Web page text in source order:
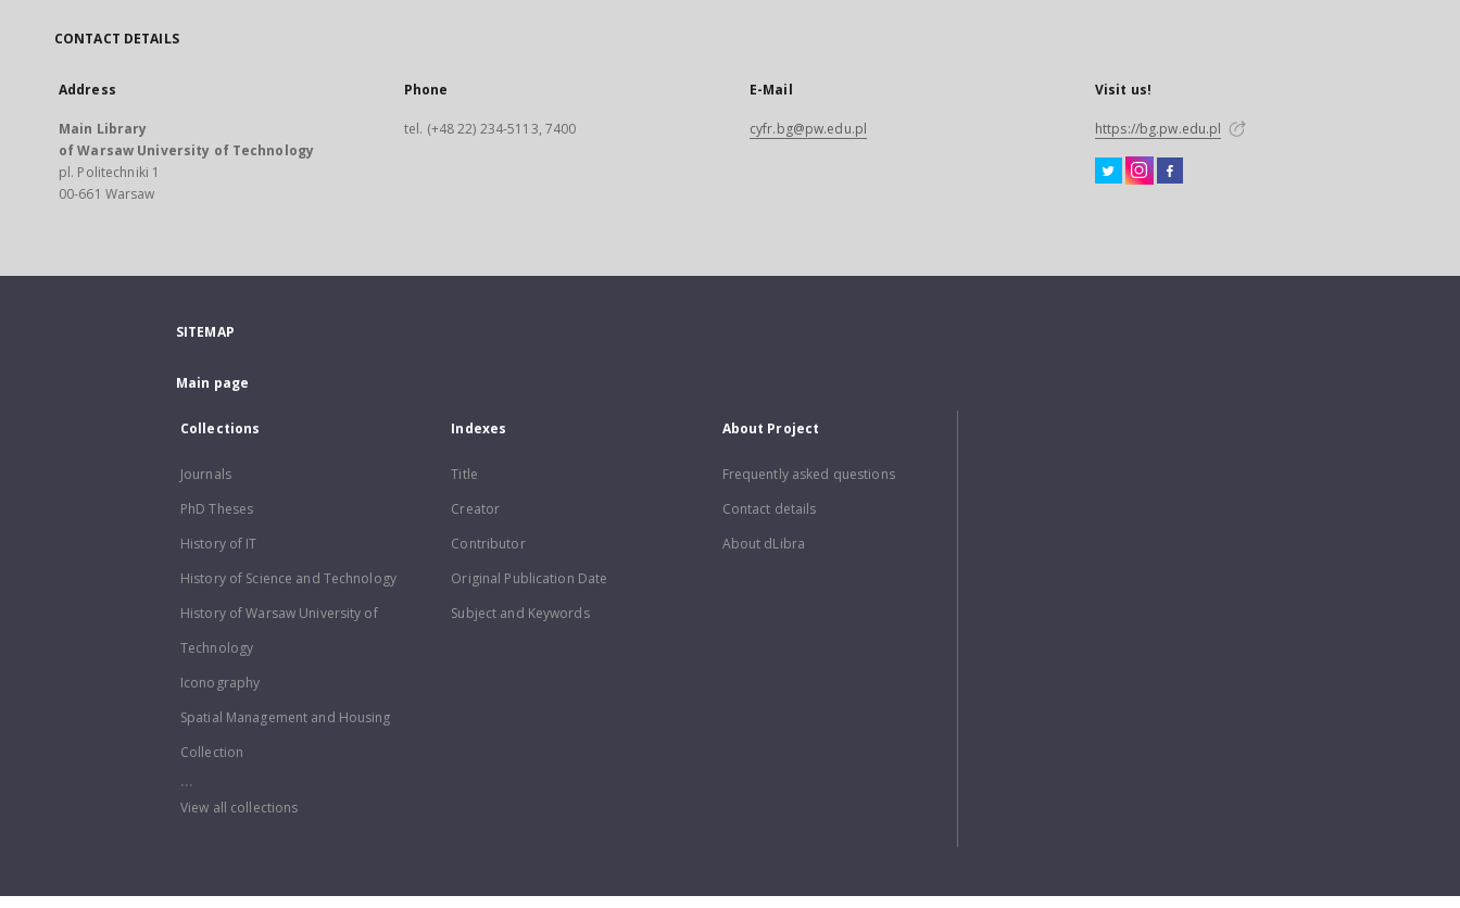
CONTACT DETAILS
Address
Main Library
of Warsaw University of Technology
pl. Politechniki 1
00-661 Warsaw
Phone
tel. (+48 22) 234-5113, 7400
E-Mail
cyfr.bg@pw.edu.pl
Visit us!
https://bg.pw.edu.pl
SITEMAP
Main page
Collections
Journals
PhD Theses
History of IT
History of Science and Technology
History of Warsaw University of
Technology
Iconography
Spatial Management and Housing
Collection
...
View all collections
Indexes
Title
Creator
Contributor
Original Publication Date
Subject and Keywords
About Project
Frequently asked questions
Contact details
About dLibra